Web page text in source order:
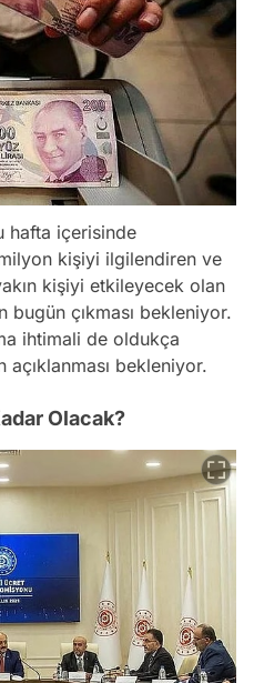
hafta içerisinde
kişiyi ilgilendiren ve
kişiyi etkileyecek olan
bugün çıkması bekleniyor.
ihtimali de oldukça
bekleniyor.
Olacak?